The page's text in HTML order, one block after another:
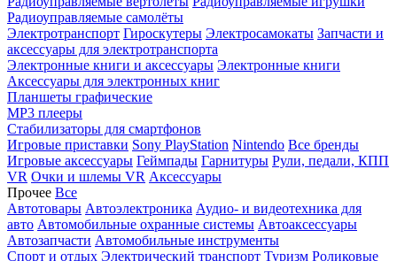
Радиоуправляемые самолёты
Электротранспорт Гироскутеры Электросамокаты Запчасти и
аксессуары для электротранспорта
Электронные книги и аксессуары Электронные книги
Аксессуары для электронных книг
Планшеты графические
MP3 плееры
Стабилизаторы для смартфонов
Игровые приставки Sony PlayStation Nintendo Все бренды
Игровые аксессуары Геймпады Гарнитуры Рули, педали, КПП
VR Очки и шлемы VR Аксессуары
Прочее Все
Автотовары Автоэлектроника Аудио- и видеотехника для
авто Автомобильные охранные системы Автоаксессуары
Автозапчасти Автомобильные инструменты
Спорт и отдых Электрический транспорт Туризм Роликовые